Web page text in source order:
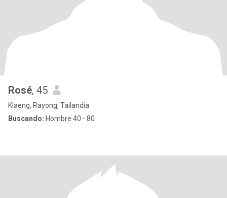
Rosé, 45
Klaeng, Rayong, Tailandia
Buscando: Hombre 40 - 80